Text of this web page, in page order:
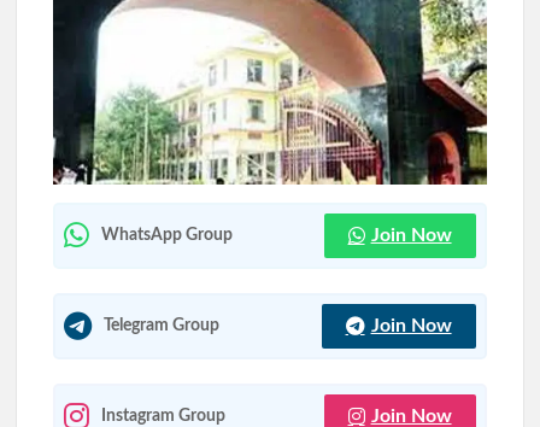
JPSC-JSSC विवाद: 10 अगस्त के विधानसभा घेराव को भाजयुमो का समर्थन,
शशांक राज बोले- छात्रों के साथ पूरी ताकत से खड़े होंगे
आदिवासी महोत्सव-2026 को लेकर प्रशासन अलर्ट, मोरहाबादी मैदान में
दंडाधिकारी-पुलिस पदाधिकारियों की संयुक्त ब्रीफिंग
WhatsApp Group Join Now
Telegram Group Join Now
Instagram Group Join Now